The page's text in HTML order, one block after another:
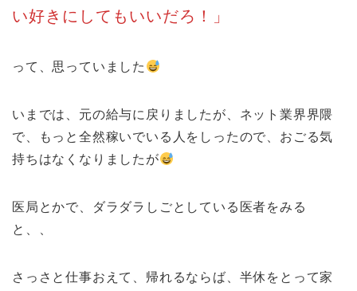
い好きにしてもいいだろ！」
って、思っていました
いまでは、元の給与に戻りましたが、ネット業界界隈
で、もっと全然稼いでいる人をしったので、おごる気
持ちはなくなりましたが
医局とかで、ダラダラしごとしている医者をみる
と、、
さっさと仕事おえて、帰れるならば、半休をとって家